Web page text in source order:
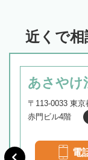
近くで相
あさやけ
〒113-0033 東
赤門ビル4階
電